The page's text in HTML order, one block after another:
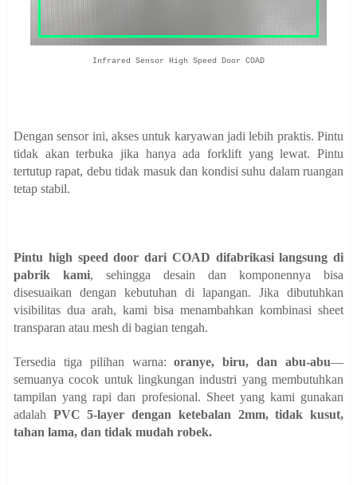
Infrared Sensor High Speed Door COAD
Dengan sensor ini, akses untuk karyawan jadi lebih praktis. Pintu
tidak akan terbuka jika hanya ada forklift yang lewat. Pintu
tertutup rapat, debu tidak masuk dan kondisi suhu dalam ruangan
tetap stabil.
Pintu high speed door dari COAD difabrikasi langsung di
pabrik kami, sehingga desain dan komponennya bisa
disesuaikan dengan kebutuhan di lapangan. Jika dibutuhkan
visibilitas dua arah, kami bisa menambahkan kombinasi sheet
transparan atau mesh di bagian tengah.
Tersedia tiga pilihan warna: oranye, biru, dan abu-abu—
semuanya cocok untuk lingkungan industri yang membutuhkan
tampilan yang rapi dan profesional. Sheet yang kami gunakan
adalah PVC 5-layer dengan ketebalan 2mm, tidak kusut,
tahan lama, dan tidak mudah robek.